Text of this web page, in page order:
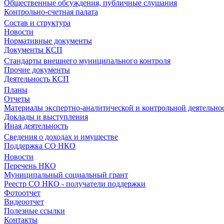
Общественные обсуждения, публичные слушания
Контрольно-счетная палата
Состав и структура
Новости
Нормативные документы
Документы КСП
Стандарты внешнего муниципального контроля
Прочие документы
Деятельность КСП
Планы
Отчеты
Материалы экспертно-аналитической и контрольной
Доклады и выступления
Иная деятельность
Сведения о доходах и имуществе
Поддержка СО НКО
Новости
Перечень НКО
Муниципальный социальный грант
Реестр СО НКО - получатели поддержки
Фотоотчет
Видеоотчет
Полезные ссылки
Контакты